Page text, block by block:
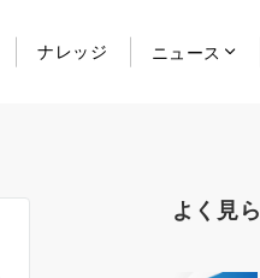
ナレッジ ニュース
よく見